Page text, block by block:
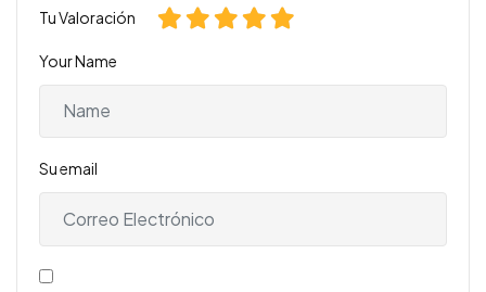
Tu Valoración
Your Name
Su email